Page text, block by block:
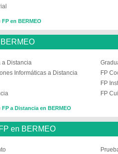
FP en BERMEO
a Distancia
Informáticas a Distancia
FP
FP
FP
FP a Distancia en BERMEO
en BERMEO